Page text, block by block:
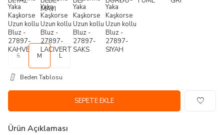
S M L
Beden Tablosu
SEPETE EKLE
Ürün Açıklaması